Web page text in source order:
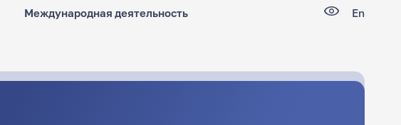
Международная деятельность En